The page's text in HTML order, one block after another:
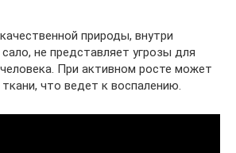
природы, внутри
не представляет угрозы для
При активном росте может
что ведет к воспалению.